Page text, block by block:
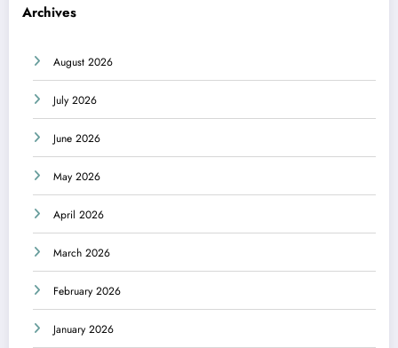
Archives
August 2026
July 2026
June 2026
May 2026
April 2026
March 2026
February 2026
January 2026